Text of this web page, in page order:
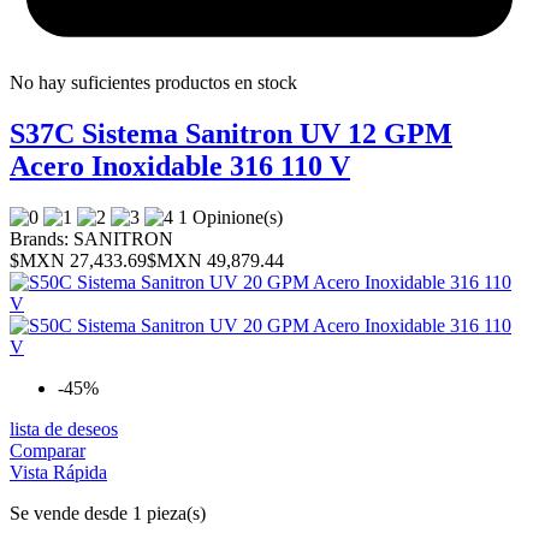
No hay suficientes productos en stock
S37C Sistema Sanitron UV 12 GPM
Acero Inoxidable 316 110 V
1 Opinione(s)
Brands: SANITRON
$MXN 27,433.69$MXN 49,879.44
-45%
lista de deseos
Comparar
Vista Rápida
Se vende desde 1 pieza(s)